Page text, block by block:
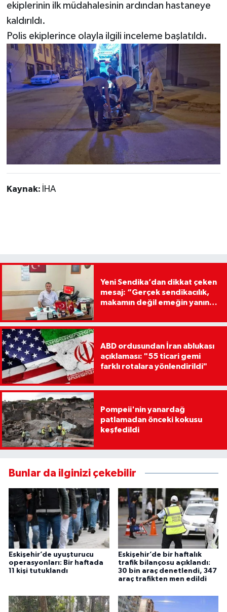
ekiplerinin ilk müdahalesinin ardından hastaneye
kaldırıldı.
Polis ekiplerince olayla ilgili inceleme başlatıldı.
Kaynak: İHA
Yeni Sendika’dan dikkat çeken
mesaj: “Gerçek sendikacılık,
makamın değil emeğin yanında
ABD ordusundan İran ablukası
açıklaması: "55 ticari gemi
farklı rotalara yönlendirildi"
Pompeii'nin yanardağ
patlamadan önceki kokusu
keşfedildi
Bunlar da ilginizi çekebilir
Eskişehir’de uyuşturucu
operasyonları: Bir haftada
11 kişi tutuklandı
Eskişehir’de bir haftalık
trafik bilançosu açıklandı:
30 bin araç denetlendi, 347
araç trafikten men edildi